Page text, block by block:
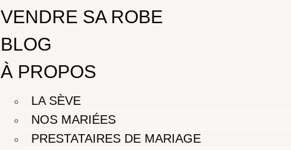
VENDRE SA ROBE
BLOG
À PROPOS
LA SÈVE
NOS MARIÉES
PRESTATAIRES DE MARIAGE